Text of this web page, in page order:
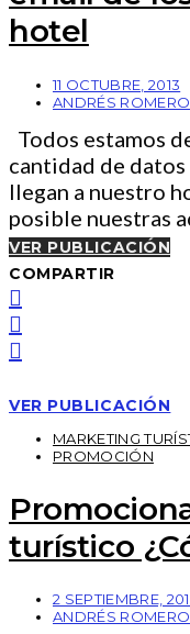
hotel
11 OCTUBRE, 2013
ANDRÉS ROMERO
Todos estamos
cantidad de
llegan a nuestro
posible nuestras
VER PUBLICACIÓN
COMPARTIR
VER PUBLICACIÓN
MARKETING
PROMOCIÓN
turístico
2 SEPTIEMBRE,
ANDRÉS ROMERO